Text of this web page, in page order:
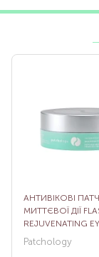
АНТИВІКОВІ
МИТТЄВОЇ ДІЇ
REJUVENATING
ПАР
Patchology